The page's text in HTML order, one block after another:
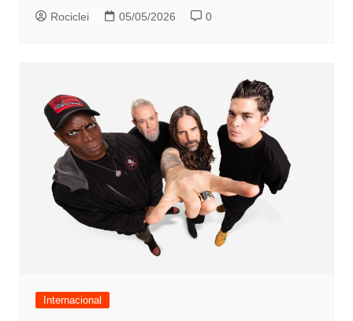
Rociclei 05/05/2026 0
Internacional